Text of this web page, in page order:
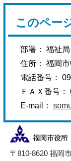
このペー
部署： 福祉
住所： 福岡
電話番号：
ＦＡＸ番号
E-mail：
〒810-8620 福岡